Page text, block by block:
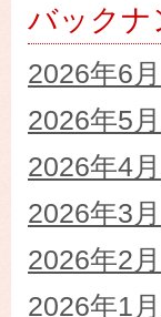
バックナ
2026年6月
2026年5月
2026年4月
2026年3月
2026年2月
2026年1月